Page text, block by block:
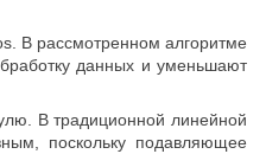
В рассмотренном алгоритме
данных и уменьшают
В традиционной линейной
поскольку подавляющее